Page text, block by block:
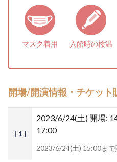
マスク着用 入館時の検温
開場/開演情報・チケット
[ 1 ]
2023/6/24(土) 開場:
17:00
2023/6/24(土) 15:00まで